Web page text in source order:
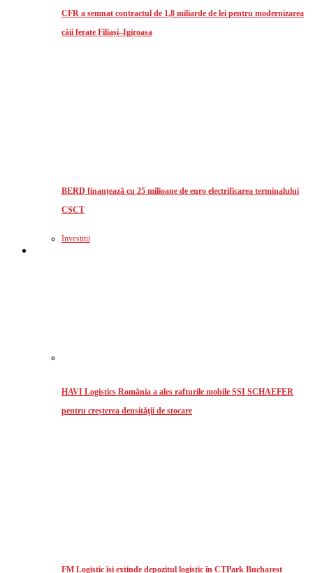
CFR a semnat contractul de 1,8 miliarde de lei pentru modernizarea
căii ferate Filiași–Igiroasa
BERD finanțează cu 25 milioane de euro electrificarea terminalului
CSCT
Investitii
HAVI Logistics România a ales rafturile mobile SSI SCHAEFER
pentru creșterea densităţii de stocare
FM Logistic își extinde depozitul logistic în CTPark Bucharest